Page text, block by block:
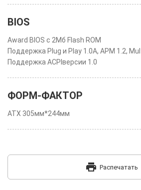
BIOS
Award BIOS с 2Мб Flash ROM
Поддержка Plug и Play 1.0A, APM 1.2,
Поддержка ACPIверсии 1.0
ФОРМ-ФАКТОР
ATX 305мм*244мм
print Распечатать